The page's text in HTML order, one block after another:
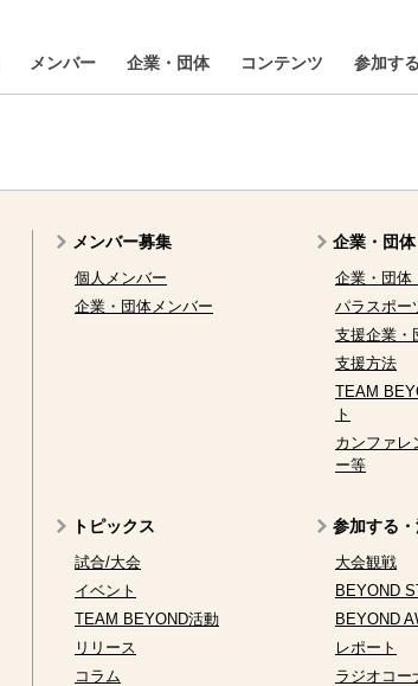
メンバー 企業・団体 コンテンツ 参加す
メンバー募集
個人メンバー
企業・団体メンバー
企業・団体
企業・団体
パラスポー
支援企業・
支援方法
TEAM
ト
カンファレ
ー等
トピックス
試合/大会
イベント
TEAM BEYOND活動
リリース
コラム
参加する
大会観戦
BEYOND
BEYOND
レポート
ラジオコー